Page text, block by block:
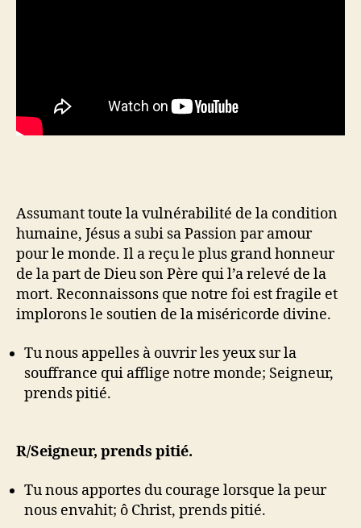
Assumant toute la vulnérabilité de la condition
humaine, Jésus a subi sa Passion par amour
pour le monde. Il a reçu le plus grand honneur
de la part de Dieu son Père qui l’a relevé de la
mort. Reconnaissons que notre foi est fragile et
implorons le soutien de la miséricorde divine.
Tu nous appelles à ouvrir les yeux sur la
souffrance qui afflige notre monde; Seigneur,
prends pitié.
R/Seigneur, prends pitié.
Tu nous apportes du courage lorsque la peur
nous envahit; ô Christ, prends pitié.